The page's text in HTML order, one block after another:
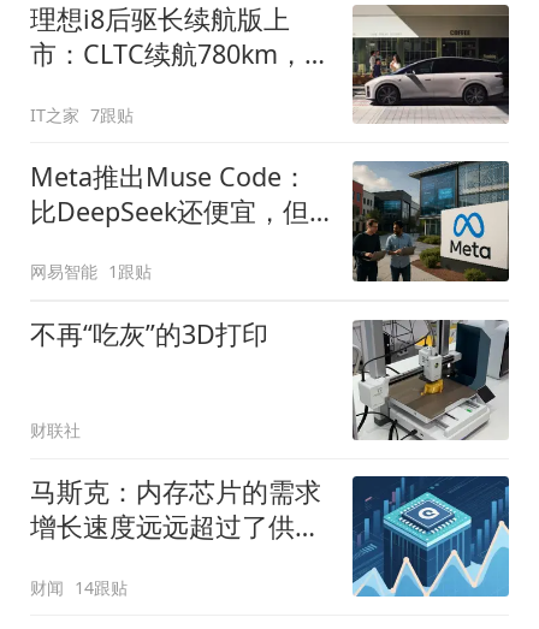
理想i8后驱长续航版上
市：CLTC续航780km，售
IT之家 7跟贴
Meta推出Muse Code：
比DeepSeek还便宜，但
网易智能 1跟贴
不再“吃灰”的3D打印
财联社
马斯克：内存芯片的需求
增长速度远远超过了供应
财闻 14跟贴